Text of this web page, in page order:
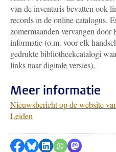
van de inventaris bevatten ook
records in de online catalogus.
zomermaanden vervangen door
informatie (o.m. voor elk
gedrukte bibliotheekcatalogi
links naar digitale versies).
Meer informatie
Nieuwsbericht op de website
Leiden
Delen op Facebook
Delen via Bluesky
Delen op LinkedIn
Delen via